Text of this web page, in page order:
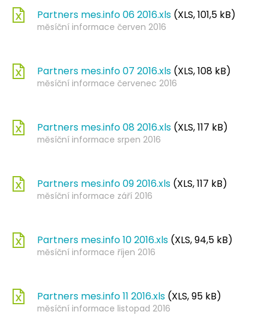
Partners mes.info 06 2016.xls (XLS, 101,5 kB)
měsíční informace červen 2016
Partners mes.info 07 2016.xls (XLS, 108 kB)
měsíční informace červenec 2016
Partners mes.info 08 2016.xls (XLS, 117 kB)
měsíční informace srpen 2016
Partners mes.info 09 2016.xls (XLS, 117 kB)
měsíční informace září 2016
Partners mes.info 10 2016.xls (XLS, 94,5 kB)
měsíční informace říjen 2016
Partners mes.info 11 2016.xls (XLS, 95 kB)
měsíční informace listopad 2016